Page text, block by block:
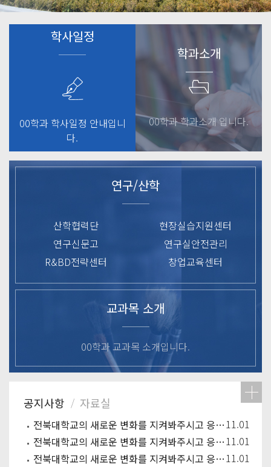
학사일정
00학과 학사일정 안내입니
다.
학과소개
00학과 학과소개 입니다.
연구/산학
산학협력단
현장실습지원센터
연구신문고
연구실안전관리
R&BD전략센터
창업교육센터
교과목 소개
00학과 교과목 소개입니다.
전북대학교의 새로운 변화를 지켜봐주시고 응원해주시기 바랍니다.11.01
전북대학교의 새로운 변화를 지켜봐주시고 응원해주시기 바랍니다.11.01
전북대학교의 새로운 변화를 지켜봐주시고 응원해주시기 바랍니다.11.01